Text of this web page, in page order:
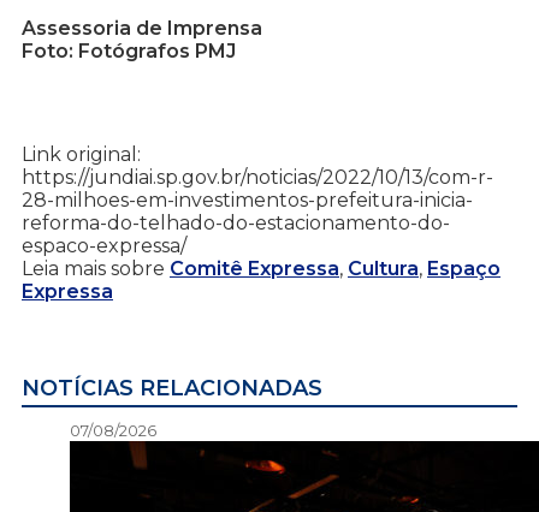
Assessoria de Imprensa
Foto: Fotógrafos PMJ
Link original:
https://jundiai.sp.gov.br/noticias/2022/10/13/com-r-
28-milhoes-em-investimentos-prefeitura-inicia-
reforma-do-telhado-do-estacionamento-do-
espaco-expressa/
Leia mais sobre Comitê Expressa, Cultura, Espaço
Expressa
NOTÍCIAS RELACIONADAS
07/08/2026